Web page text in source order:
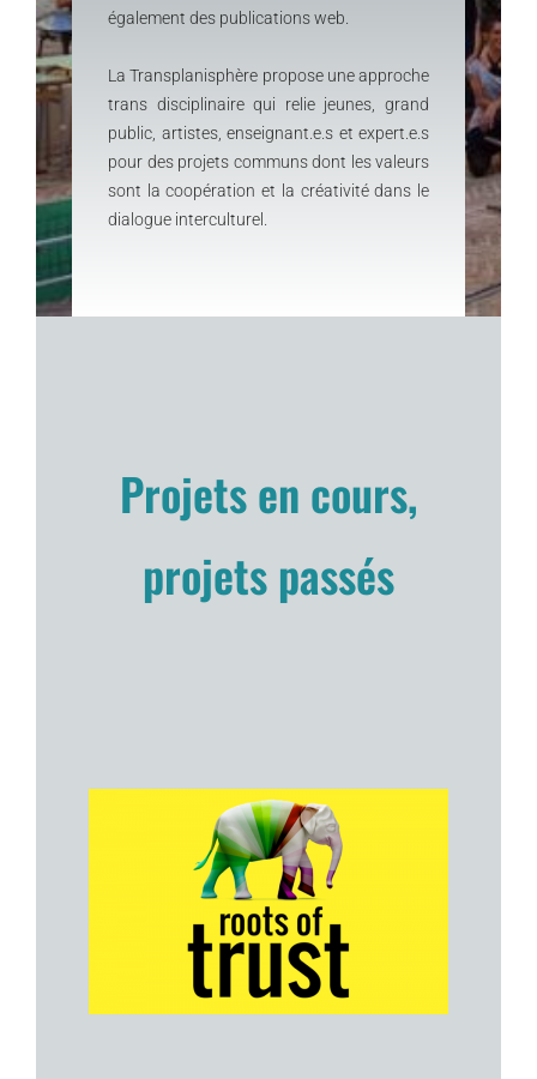
également des publications web.
La Transplanisphère propose une approche
trans disciplinaire qui relie jeunes, grand
public, artistes, enseignant.e.s et expert.e.s
pour des projets communs dont les valeurs
sont la coopération et la créativité dans le
dialogue interculturel.
Projets en cours,
projets passés